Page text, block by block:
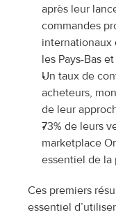
après leur
commandes
internationaux
les Pays-Bas
Un taux de
acheteurs,
de leur
73% de leurs
marketplace
essentiel de la
Ces premiers
essentiel